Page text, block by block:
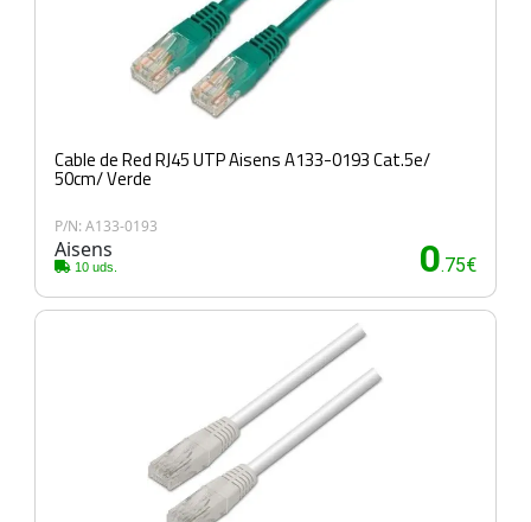
Cable de Red RJ45 UTP Aisens A133-0193 Cat.5e/
50cm/ Verde
P/N: A133-0193
Aisens
10 uds. 0.75€